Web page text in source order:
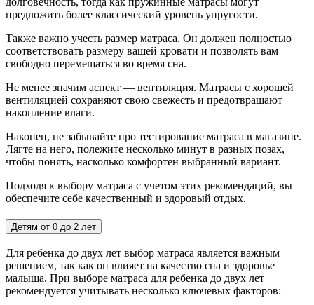
предложить более классический уровень упругости.
Также важно учесть размер матраса. Он должен полностью
соответствовать размеру вашей кровати и позволять вам
свободно перемещаться во время сна.
Не менее значим аспект — вентиляция. Матрасы с хорошей
вентиляцией сохраняют свою свежесть и предотвращают
накопление влаги.
Наконец, не забывайте про тестирование матраса в магазине.
Лягте на него, полежите несколько минут в разных позах,
чтобы понять, насколько комфортен выбранный вариант.
Подходя к выбору матраса с учетом этих рекомендаций, вы
обеспечите себе качественный и здоровый отдых.
Детям от 0 до 2 лет
Для ребенка до двух лет выбор матраса является важным
решением, так как он влияет на качество сна и здоровье
малыша. При выборе матраса для ребенка до двух лет
рекомендуется учитывать несколько ключевых факторов: